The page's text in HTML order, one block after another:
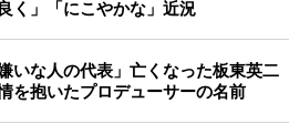
く」「にこやかな」近況
いな人の代表」亡くなった板東英二
を抱いたプロデューサーの名前